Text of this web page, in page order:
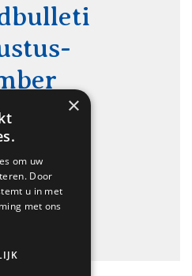
×
om uw
Door
u in met
met ons